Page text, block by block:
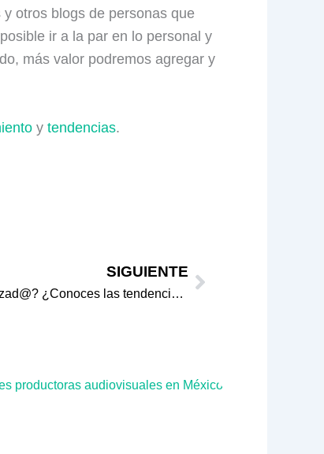
otros blogs de personas que
ir a la par en lo personal y
más valor podremos agregar y
y tendencias.
SIGUIENTE
¿Qué haces para mantenerte actualizad@? ¿Conoces las tendencias actuales?